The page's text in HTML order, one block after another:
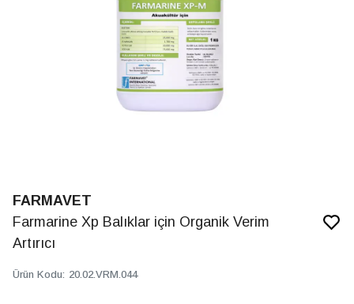
FARMAVET
Farmarine Xp Balıklar için Organik Verim
Artırıcı
Ürün Kodu: 20.02.VRM.044